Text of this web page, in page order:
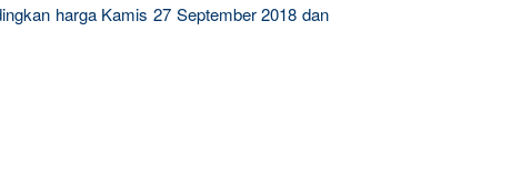
harga Kamis 27 September 2018 dan